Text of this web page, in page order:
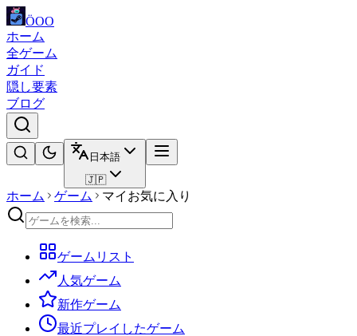
ÖOO
ホーム
全ゲーム
ガイド
隠し要素
ブログ
日本語
🇯🇵
ホーム ゲーム マイお気に入り
ゲームリスト
人気ゲーム
新作ゲーム
最近プレイしたゲーム